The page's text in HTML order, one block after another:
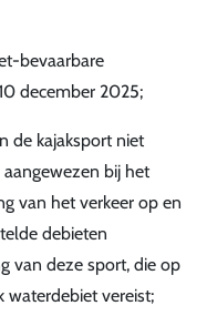
bevaarbare
december 2025;
de kajaksport niet
bij het
van het verkeer op en
debieten
van deze sport, die op
waterdebiet vereist;